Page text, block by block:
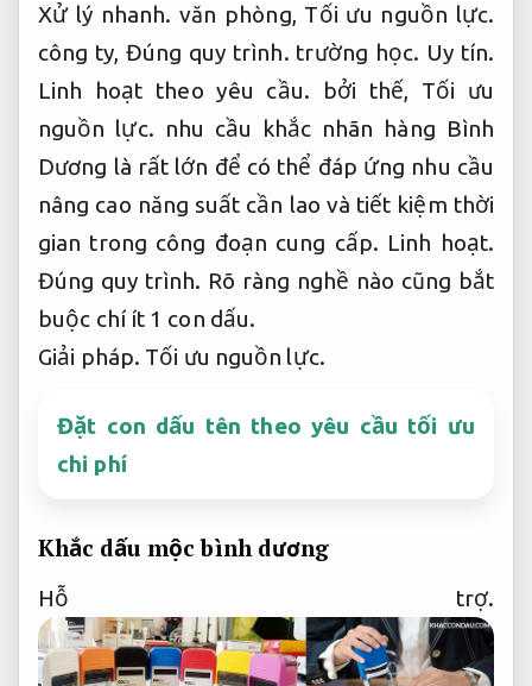
Xử lý nhanh. văn phòng, Tối ưu nguồn lực.
công ty,Đúng quy trình. trường học. Uy tín.
Linh hoạt theo yêu cầu. bởi thế, Tối ưu
nguồn lực. nhu cầu khắc nhãn hàng Bình
Dương là rất lớn để có thể đáp ứng nhu cầu
nâng cao năng suất cần lao và tiết kiệm thời
gian trong công đoạn cung cấp. Linh hoạt.
Đúng quy trình. Rõ ràng nghề nào cũng bắt
buộc chí ít 1 con dấu.
Giải pháp. Tối ưu nguồn lực.
Đặt con dấu tên theo yêu cầu tối ưu
chi phí
Khắc dấu mộc bình dương
Hỗ trợ.